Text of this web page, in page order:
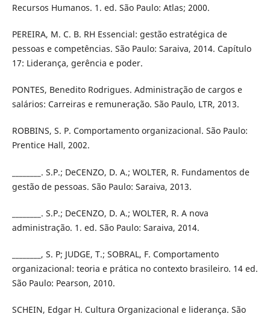
Recursos Humanos. 1. ed. São Paulo: Atlas; 2000.
PEREIRA, M. C. B. RH Essencial: gestão estratégica de
pessoas e competências. São Paulo: Saraiva, 2014. Capítulo
17: Liderança, gerência e poder.
PONTES, Benedito Rodrigues. Administração de cargos e
salários: Carreiras e remuneração. São Paulo, LTR, 2013.
ROBBINS, S. P. Comportamento organizacional. São Paulo:
Prentice Hall, 2002.
________. S.P.; DeCENZO, D. A.; WOLTER, R. Fundamentos de
gestão de pessoas. São Paulo: Saraiva, 2013.
________. S.P.; DeCENZO, D. A.; WOLTER, R. A nova
administração. 1. ed. São Paulo: Saraiva, 2014.
________, S. P; JUDGE, T.; SOBRAL, F. Comportamento
organizacional: teoria e prática no contexto brasileiro. 14 ed.
São Paulo: Pearson, 2010.
SCHEIN, Edgar H. Cultura Organizacional e liderança. São